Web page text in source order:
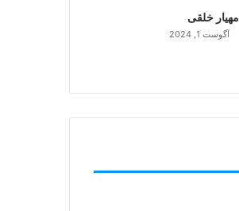
مهیار خلقی
آگوست 1, 2024